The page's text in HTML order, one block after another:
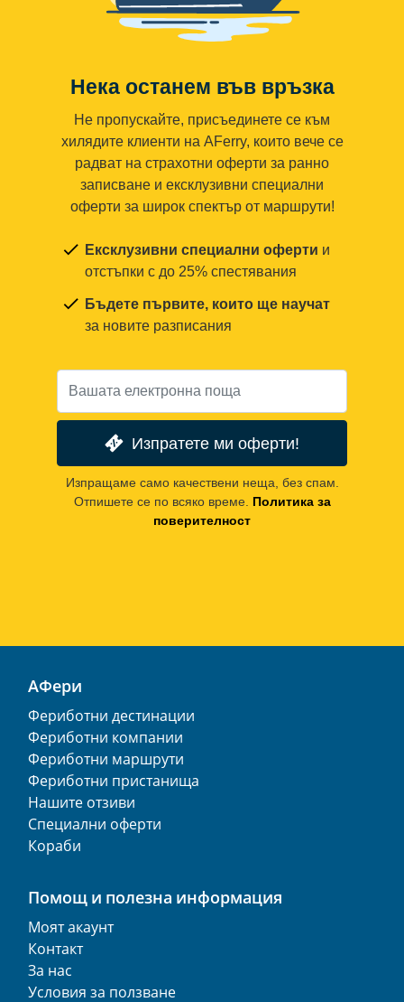
Нека останем във връзка
Не пропускайте, присъединете се към
хилядите клиенти на AFerry, които вече се
радват на страхотни оферти за ранно
записване и ексклузивни специални
оферти за широк спектър от маршрути!
Ексклузивни специални оферти и
отстъпки с до 25% спестявания
Бъдете първите, които ще научат
за новите разписания
Изпратете ми оферти!
Изпращаме само качествени неща, без спам.
Отпишете се по всяко време. Политика за
поверителност
АФери
Фериботни дестинации
Фериботни компании
Фериботни маршрути
Фериботни пристанища
Нашите отзиви
Специални оферти
Кораби
Помощ и полезна информация
Моят акаунт
Контакт
За нас
Условия за ползване